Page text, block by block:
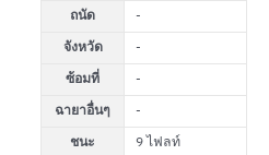
ถนัด
-
จังหวัด
-
ซ้อมที่
-
ฉายาอื่นๆ
-
ชนะ
9 ไฟลท์